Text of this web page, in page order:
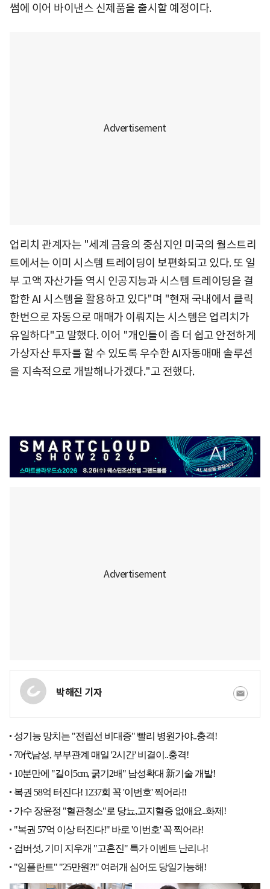
썸에 이어 바이낸스 신제품을 출시할 예정이다.
업리치 관계자는 "세계 금융의 중심지인 미국의 월스트리
트에서는 이미 시스템 트레이딩이 보편화되고 있다. 또 일
부 고액 자산가들 역시 인공지능과 시스템 트레이딩을 결
합한 AI 시스템을 활용하고 있다"며 "현재 국내에서 클릭
한번으로 자동으로 매매가 이뤄지는 시스템은 업리치가
유일하다"고 말했다. 이어 "개인들이 좀 더 쉽고 안전하게
가상자산 투자를 할 수 있도록 우수한 AI자동매매 솔루션
을 지속적으로 개발해나가겠다."고 전했다.
박해진 기자